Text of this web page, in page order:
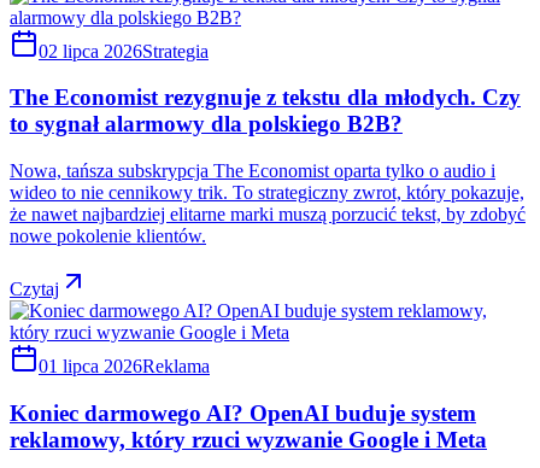
02 lipca 2026Strategia
The Economist rezygnuje z tekstu dla młodych. Czy
to sygnał alarmowy dla polskiego B2B?
Nowa, tańsza subskrypcja The Economist oparta tylko o audio i
wideo to nie cennikowy trik. To strategiczny zwrot, który pokazuje,
że nawet najbardziej elitarne marki muszą porzucić tekst, by zdobyć
nowe pokolenie klientów.
Czytaj
01 lipca 2026Reklama
Koniec darmowego AI? OpenAI buduje system
reklamowy, który rzuci wyzwanie Google i Meta